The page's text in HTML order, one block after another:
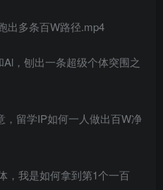
出多条百W路径.mp4
，刨出一条超级个体突围之
，留学IP如何一人做出百W净
，我是如何拿到第1个一百